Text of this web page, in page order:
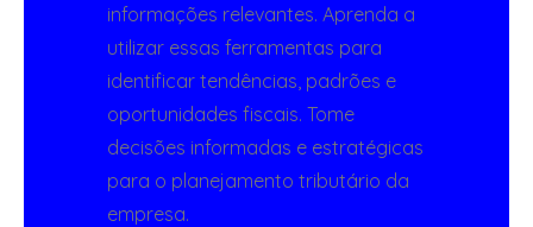
informações relevantes. Aprenda a
utilizar essas ferramentas para
identificar tendências, padrões e
oportunidades fiscais. Tome
decisões informadas e estratégicas
para o planejamento tributário da
empresa.